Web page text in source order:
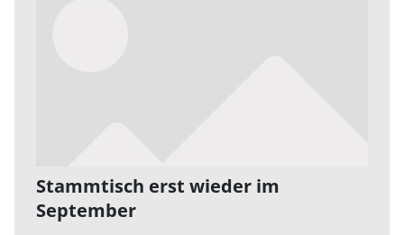
Stammtisch erst wieder im
September